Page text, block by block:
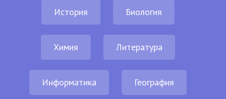
История Биология
Химия Литература
Информатика География